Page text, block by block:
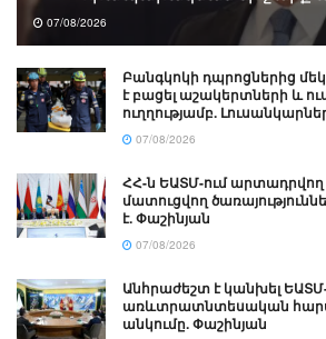
07/08/2026
Բանգկոկի դպրոցներից
է բացել աշակերտների և
ուղղությամբ.
07/08/2026
ՀՀ-ն ԵԱՏՄ-ում
մատուցվող
է. Փաշինյան
07/08/2026
Անհրաժեշտ է կանխել
առևտրատնտեսական
անկումը. Փաշինյան